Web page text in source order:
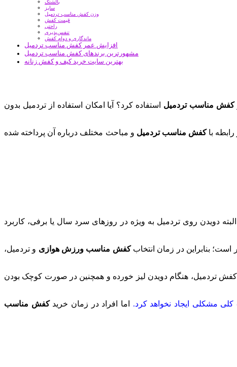
بالشتک
سایز
وزن کفش مناسب تردمیل
قیمت کفش
راحتی
تنفس‌پذیری
ماندگاری و دوام کفش
افزایش عمر کفش مناسب تردمیل
مشهور‌ترین برند‌های کفش مناسب تردمیل
بهترین سایت خرید کیف و کفش زنانه
کفش مناسب تردمیل استفاده کرد؟ آیا امکان استفاده از تردمیل بدون
باکفش مناسب تردمیل و مباحث مختلف درباره آن پرداخته شده
دویدن روی تردمیل به ویژه در روز‌های سرد سال یا برفی، کاربرد
بنابراین در زمان انتخابکفش مناسب ورزش هوازی و تردمیل،
کفش تردمیل، هنگام دویدن لیز خورده و همچنین در صورت کوچک بودن
کلی مشکلی ایجاد نخواهد کرد. اما افراد در زمان خریدکفش مناسب